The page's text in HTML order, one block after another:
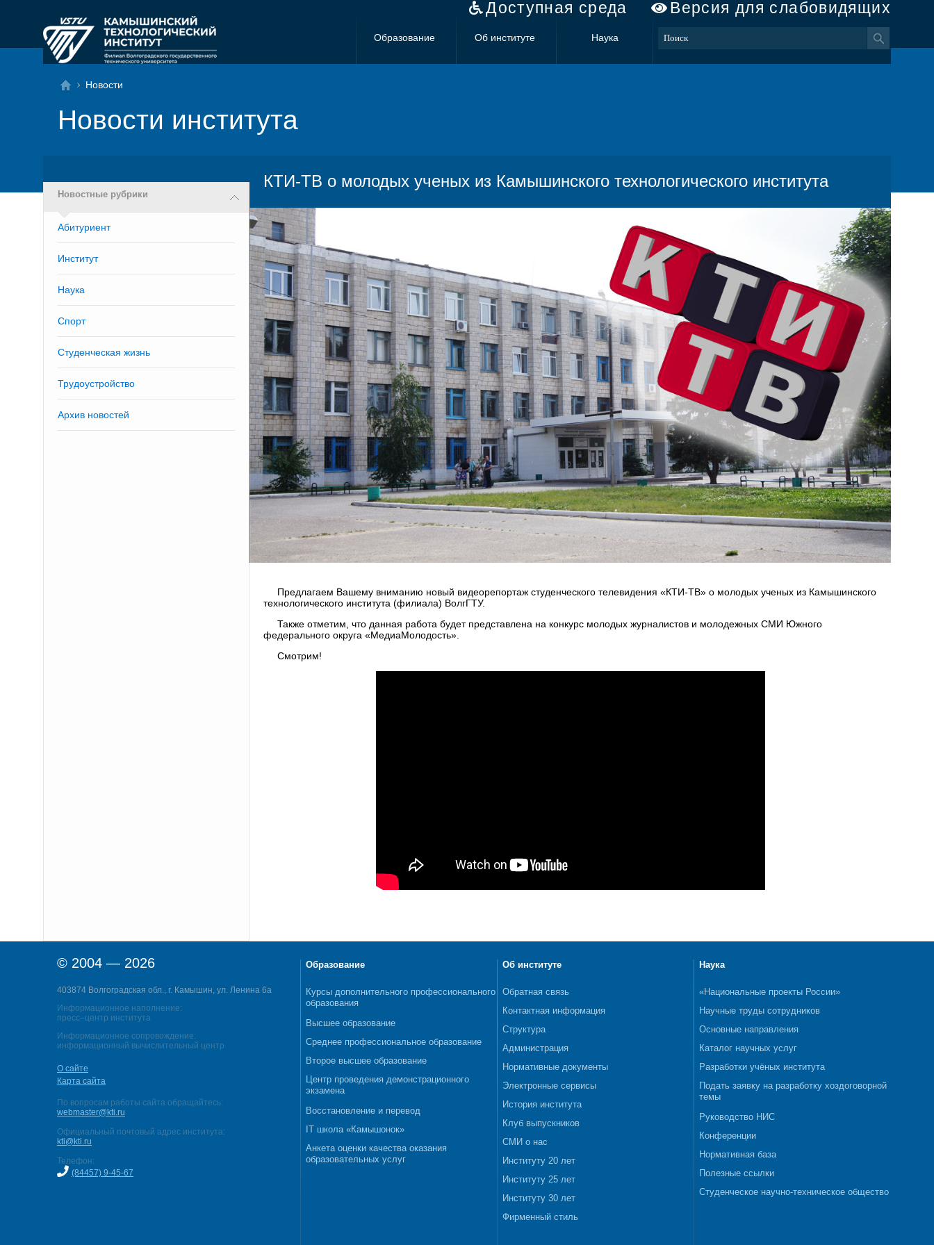
Доступная среда Версия для слабовидящих
Образование Об институте Наука
Новости
Новости института
Новостные рубрики
Абитуриент
Институт
Наука
Спорт
Студенческая жизнь
Трудоустройство
Архив новостей
КТИ-ТВ о молодых ученых из Камышинского технологического института
Предлагаем Вашему вниманию новый видеорепортаж студенческого телевидения «КТИ-ТВ» о молодых ученых из Камышинского
технологического института (филиала) ВолгГТУ.
Также отметим, что данная работа будет представлена на конкурс молодых журналистов и молодежных СМИ Южного
федерального округа «МедиаМолодость».
Смотрим!
© 2004 — 2026
403874 Волгоградская обл., г. Камышин, ул. Ленина 6а
Информационное наполнение:
пресс–центр института
Информационное сопровождение:
информационный вычислительный центр
О сайте
Карта сайта
По вопросам работы сайта обращайтесь:
webmaster@kti.ru
Официальный почтовый адрес института:
kti@kti.ru
Телефон:
(84457) 9-45-67
Образование
Курсы дополнительного профессионального
образования
Высшее образование
Среднее профессиональное образование
Второе высшее образование
Центр проведения демонстрационного
экзамена
Восстановление и перевод
IT школа «Камышонок»
Анкета оценки качества оказания
образовательных услуг
Об институте
Обратная связь
Контактная информация
Структура
Администрация
Нормативные документы
Электронные сервисы
История института
Клуб выпускников
СМИ о нас
Институту 20 лет
Институту 25 лет
Институту 30 лет
Фирменный стиль
Наука
«Национальные проекты России»
Научные труды сотрудников
Основные направления
Каталог научных услуг
Разработки учёных института
Подать заявку на разработку хоздоговорной
темы
Руководство НИС
Конференции
Нормативная база
Полезные ссылки
Студенческое научно-техническое общество